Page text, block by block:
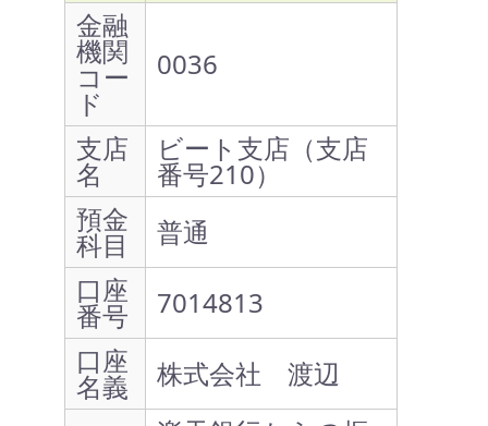
金融
機関
コー
ド
0036
支店
名
ビート支店（支店
番号210）
預金
科目
普通
口座
番号
7014813
口座
名義
株式会社 渡辺